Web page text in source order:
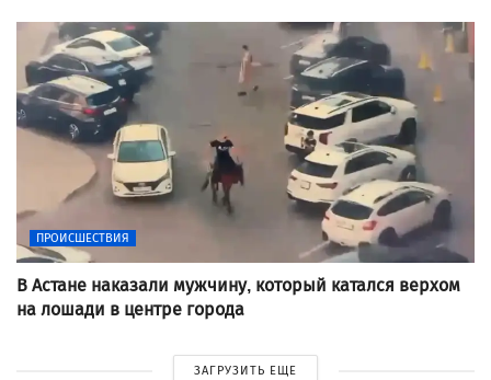
ПРОИСШЕСТВИЯ
В Астане наказали мужчину, который катался верхом
на лошади в центре города
ЗАГРУЗИТЬ ЕЩЕ